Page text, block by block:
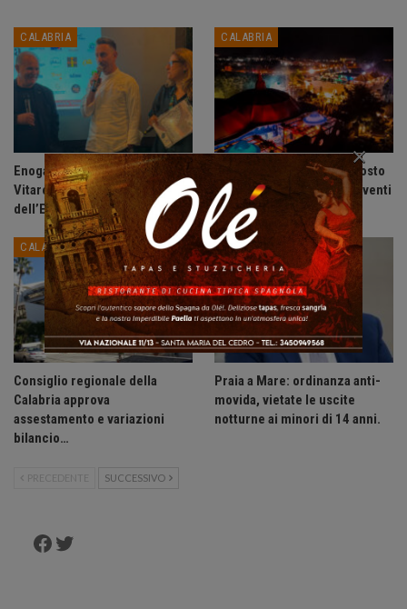
CALABRIA
Enogastronomia: ad Alberto
Vitaro il Premio “Il Gusto
dell’Eccellenza”.
CALABRIA
Acadie Club presenta: Agosto
2026, un mese di grandi eventi
sulla Riviera dei Cedri.
CALABRIA
Consiglio regionale della
Calabria approva
assestamento e variazioni
bilancio…
CALABRIA
Praia a Mare: ordinanza anti-
movida, vietate le uscite
notturne ai minori di 14 anni.
PRECEDENTE SUCCESSIVO
Facebook
Twitter
×